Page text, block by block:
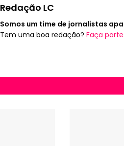
Redação LC
Somos um time de jornalistas
Tem uma boa redação? Faça